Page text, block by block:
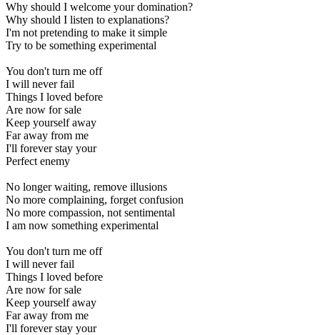
Why should I welcome your domination?
Why should I listen to explanations?
I'm not pretending to make it simple
Try to be something experimental
You don't turn me off
I will never fail
Things I loved before
Are now for sale
Keep yourself away
Far away from me
I'll forever stay your
Perfect enemy
No longer waiting, remove illusions
No more complaining, forget confusion
No more compassion, not sentimental
I am now something experimental
You don't turn me off
I will never fail
Things I loved before
Are now for sale
Keep yourself away
Far away from me
I'll forever stay your